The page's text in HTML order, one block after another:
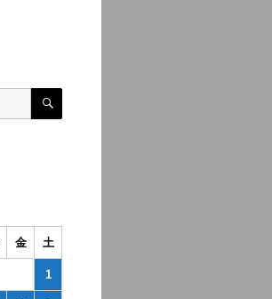
検
金 土
1